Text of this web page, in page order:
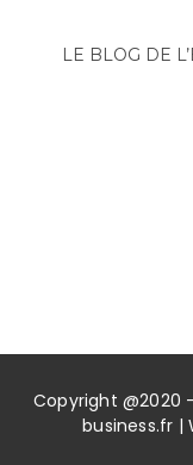
LE BLOG DE
Copyright @2020 -
business.fr |